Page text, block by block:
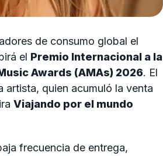
de consumo global el
el Premio Internacional a la
Awards (AMAs) 2026. El
artista, quien acumuló la venta
Viajando por el mundo
frecuencia de entrega,